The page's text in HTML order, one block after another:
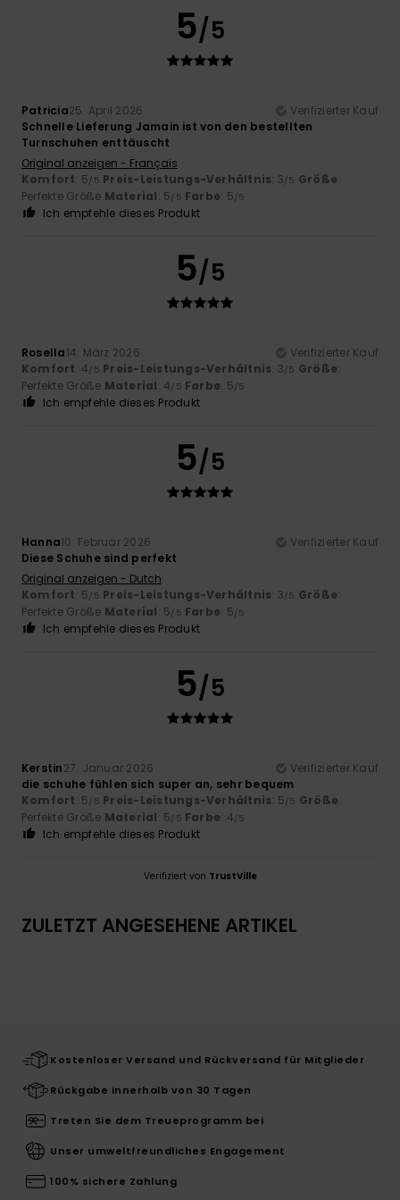
5/5
Patricia25. April 2026
Verifizierter Kauf
Schnelle Lieferung Jamain ist von den bestellten
Turnschuhen enttäuscht
Original anzeigen - Français
Komfort: 5/5 Preis-Leistungs-Verhältnis: 3/5 Größe:
Perfekte Größe Material: 5/5 Farbe: 5/5
Ich empfehle dieses Produkt
5/5
Rosella14. März 2026
Verifizierter Kauf
Komfort: 4/5 Preis-Leistungs-Verhältnis: 3/5 Größe:
Perfekte Größe Material: 4/5 Farbe: 5/5
Ich empfehle dieses Produkt
5/5
Hanna10. Februar 2026
Verifizierter Kauf
Diese Schuhe sind perfekt
Original anzeigen - Dutch
Komfort: 5/5 Preis-Leistungs-Verhältnis: 3/5 Größe:
Perfekte Größe Material: 5/5 Farbe: 5/5
Ich empfehle dieses Produkt
5/5
Kerstin27. Januar 2026
Verifizierter Kauf
die schuhe fühlen sich super an, sehr bequem
Komfort: 5/5 Preis-Leistungs-Verhältnis: 5/5 Größe:
Perfekte Größe Material: 5/5 Farbe: 4/5
Ich empfehle dieses Produkt
Verifiziert von TrustVille
ZULETZT ANGESEHENE ARTIKEL
Kostenloser Versand und Rückversand für Mitglieder
Rückgabe innerhalb von 30 Tagen
Treten Sie dem Treueprogramm bei
Unser umweltfreundliches Engagement
100% sichere Zahlung